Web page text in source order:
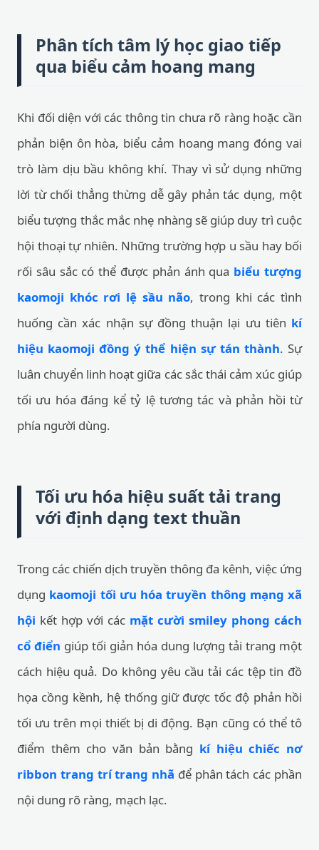
Phân tích tâm lý học giao tiếp
qua biểu cảm hoang mang
Khi đối diện với các thông tin chưa rõ ràng hoặc cần
phản biện ôn hòa, biểu cảm hoang mang đóng vai
trò làm dịu bầu không khí. Thay vì sử dụng những
lời từ chối thẳng thừng dễ gây phản tác dụng, một
biểu tượng thắc mắc nhẹ nhàng sẽ giúp duy trì cuộc
hội thoại tự nhiên. Những trường hợp u sầu hay bối
rối sâu sắc có thể được phản ánh qua biểu tượng
kaomoji khóc rơi lệ sầu não, trong khi các tình
huống cần xác nhận sự đồng thuận lại ưu tiên kí
hiệu kaomoji đồng ý thể hiện sự tán thành. Sự
luân chuyển linh hoạt giữa các sắc thái cảm xúc giúp
tối ưu hóa đáng kể tỷ lệ tương tác và phản hồi từ
phía người dùng.
Tối ưu hóa hiệu suất tải trang
với định dạng text thuần
Trong các chiến dịch truyền thông đa kênh, việc ứng
dụng kaomoji tối ưu hóa truyền thông mạng xã
hội kết hợp với các mặt cười smiley phong cách
cổ điển giúp tối giản hóa dung lượng tải trang một
cách hiệu quả. Do không yêu cầu tải các tệp tin đồ
họa cồng kềnh, hệ thống giữ được tốc độ phản hồi
tối ưu trên mọi thiết bị di động. Bạn cũng có thể tô
điểm thêm cho văn bản bằng kí hiệu chiếc nơ
ribbon trang trí trang nhã để phân tách các phần
nội dung rõ ràng, mạch lạc.